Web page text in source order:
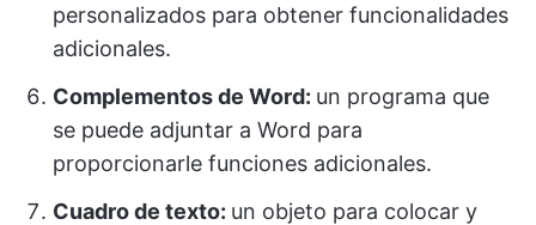
personalizados para obtener funcionalidades
adicionales.
Complementos de Word: un programa que
se puede adjuntar a Word para
proporcionarle funciones adicionales.
Cuadro de texto: un objeto para colocar y